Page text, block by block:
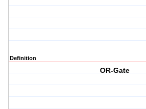
Definition
OR-Gate